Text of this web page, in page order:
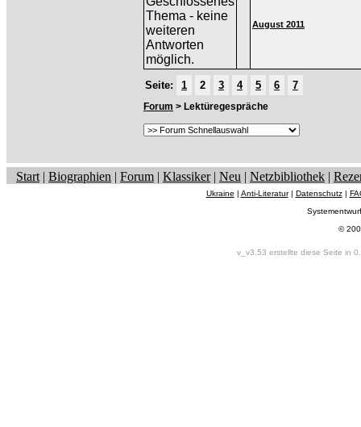
August 2011
Seite: 1 2 3 4 5 6 7
Forum > Lektüregespräche
Start | Biographien | Forum | Klassiker| Neu | Netzbibliothek |
Ukraine | Anti-Literatur| Datenschutz|
©
v_v3.53 erstellte diese Seite in